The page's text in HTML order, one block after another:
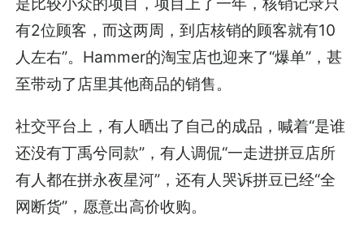
有2位顾客，而这两周，到店核销的顾客就有10
人左右”。Hammer的淘宝店也迎来了“爆单”，甚
至带动了店里其他商品的销售。
社交平台上，有人晒出了自己的成品，喊着“是谁
还没有丁禹兮同款”，有人调侃“一走进拼豆店所
有人都在拼永夜星河”，还有人哭诉拼豆已经“全
网断货”，愿意出高价收购。